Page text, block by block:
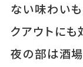
ない味わいも
クアウトにも
夜の部は酒